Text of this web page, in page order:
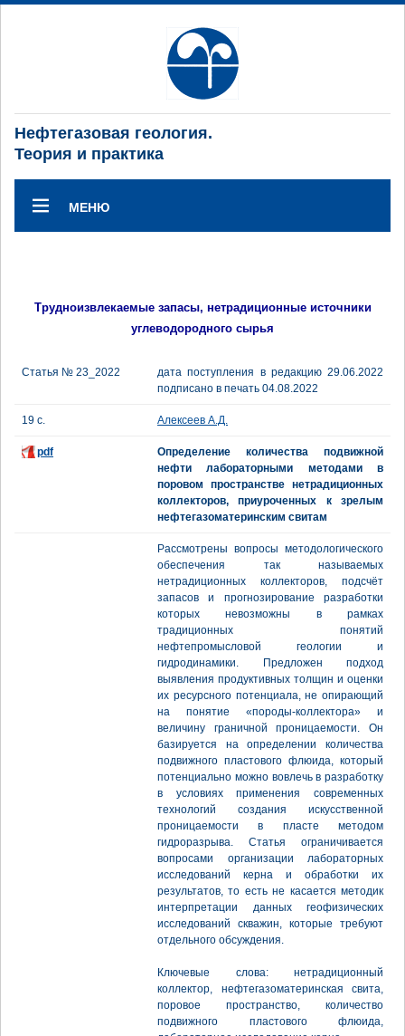
Нефтегазовая геология.
Теория и практика
МЕНЮ
Трудноизвлекаемые запасы, нетрадиционные источники
углеводородного сырья
Статья № 23_2022
дата поступления в редакцию 29.06.2022
подписано в печать 04.08.2022
19 с. Алексеев А.Д.
pdf
Определение количества подвижной
нефти лабораторными методами в
поровом пространстве нетрадиционных
коллекторов, приуроченных к зрелым
нефтегазоматеринским свитам
Рассмотрены вопросы методологического
обеспечения так называемых
нетрадиционных коллекторов, подсчёт
запасов и прогнозирование разработки
которых невозможны в рамках
традиционных понятий
нефтепромысловой геологии и
гидродинамики. Предложен подход
выявления продуктивных толщин и оценки
их ресурсного потенциала, не опирающий
на понятие «породы-коллектора» и
величину граничной проницаемости. Он
базируется на определении количества
подвижного пластового флюида, который
потенциально можно вовлечь в разработку
в условиях применения современных
технологий создания искусственной
проницаемости в пласте методом
гидроразрыва. Статья ограничивается
вопросами организации лабораторных
исследований керна и обработки их
результатов, то есть не касается методик
интерпретации данных геофизических
исследований скважин, которые требуют
отдельного обсуждения.
Ключевые слова: нетрадиционный
коллектор, нефтегазоматеринская свита,
поровое пространство, количествo
подвижного пластового флюида,